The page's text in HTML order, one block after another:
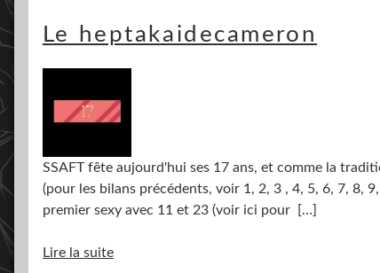
Le heptakaidecameron
SSAFT fête aujourd'hui ses 17 ans, et comme la
(pour les bilans précédents, voir 1, 2, 3 , 4, 5, 6, 7, 8,
premier sexy avec 11 et 23 (voir ici pour
[…]
Lire la suite